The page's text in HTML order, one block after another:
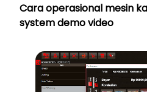
Cara operasional mesin
system demo video